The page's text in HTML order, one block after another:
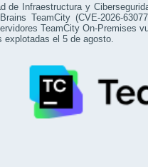
de Infraestructura y
TeamCity (CVE-2026-
TeamCity On-Premises
el 5 de agosto.